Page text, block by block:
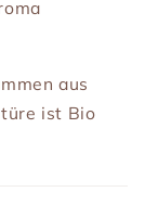
aus
ist Bio